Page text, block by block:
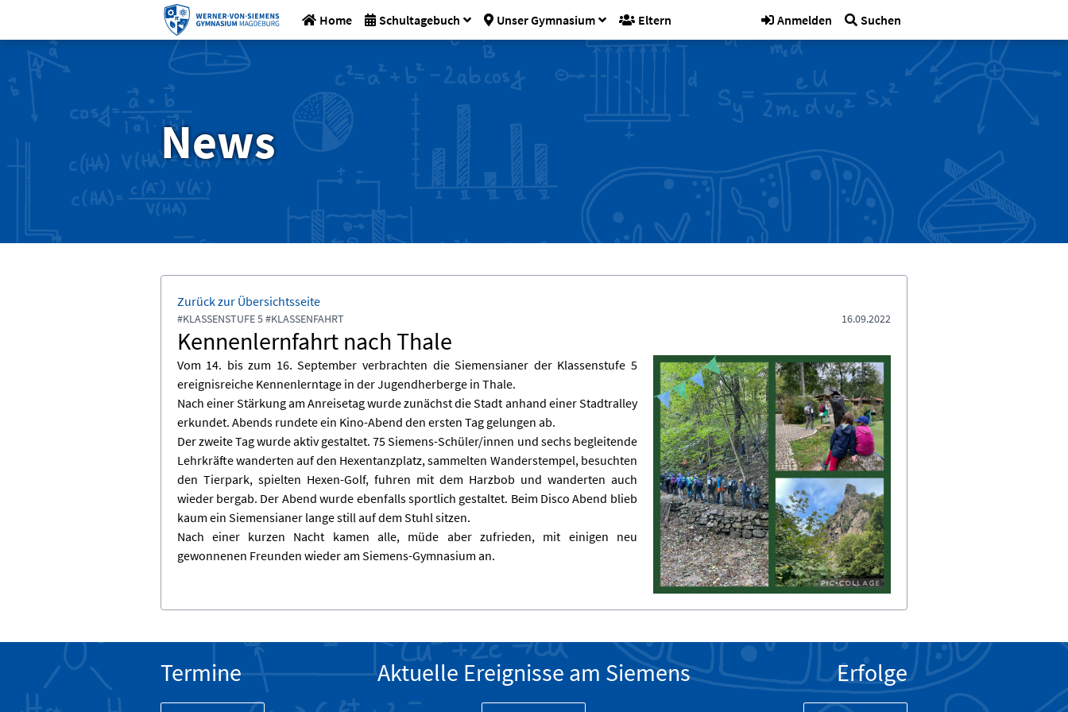
Home Schultagebuch Unser Gymnasium Eltern Anmelden Suchen
News
Zurück zur Übersichtsseite
#KLASSENSTUFE 5 #KLASSENFAHRT 16.09.2022
Kennenlernfahrt nach Thale
Vom 14. bis zum 16. September verbrachten die Siemensianer der Klassenstufe 5
ereignisreiche Kennenlerntage in der Jugendherberge in Thale.
Nach einer Stärkung am Anreisetag wurde zunächst die Stadt anhand einer Stadtralley
erkundet. Abends rundete ein Kino-Abend den ersten Tag gelungen ab.
Der zweite Tag wurde aktiv gestaltet. 75 Siemens-Schüler/innen und sechs begleitende
Lehrkräfte wanderten auf den Hexentanzplatz, sammelten Wanderstempel, besuchten
den Tierpark, spielten Hexen-Golf, fuhren mit dem Harzbob und wanderten auch
wieder bergab. Der Abend wurde ebenfalls sportlich gestaltet. Beim Disco Abend blieb
kaum ein Siemensianer lange still auf dem Stuhl sitzen.
Nach einer kurzen Nacht kamen alle, müde aber zufrieden, mit einigen neu
gewonnenen Freunden wieder am Siemens-Gymnasium an.
Termine Aktuelle Ereignisse am Siemens Erfolge